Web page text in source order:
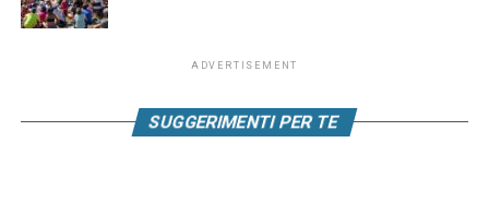
ADVERTISEMENT
SUGGERIMENTI PER TE